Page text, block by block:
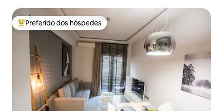
Entre os melhores preferidos dos hóspedes
Preferido dos hóspedes